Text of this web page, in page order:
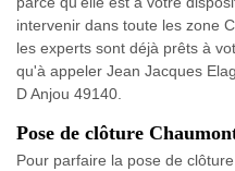
intervenir dans toute les zone
les experts sont déjà prêts à
qu'à appeler Jean Jacques
D Anjou 49140.
Pose de clôture
Pour parfaire la pose de